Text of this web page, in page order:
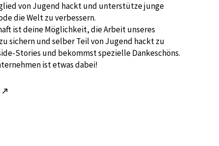
von Jugend hackt und unterstütze junge
die Welt zu verbessern.
ist deine Möglichkeit, die Arbeit unseres
sichern und selber Teil von Jugend hackt zu
Stories und bekommst spezielle Dankeschöns.
ist etwas dabei!